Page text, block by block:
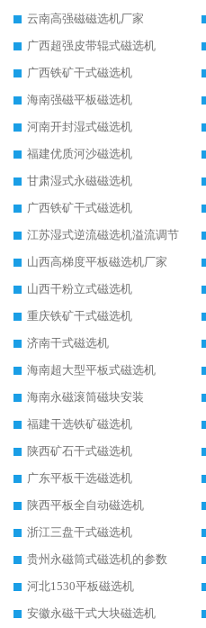
云南高强磁磁选机厂家
广西超强皮带辊式磁选机
广西铁矿干式磁选机
海南强磁平板磁选机
河南开封湿式磁选机
福建优质河沙磁选机
甘肃湿式永磁磁选机
广西铁矿干式磁选机
江苏湿式逆流磁选机溢流调节
山西高梯度平板磁选机厂家
山西干粉立式磁选机
重庆铁矿干式磁选机
济南干式磁选机
海南超大型平板式磁选机
海南永磁滚筒磁块安装
福建干选铁矿磁选机
陕西矿石干式磁选机
广东平板干选磁选机
陕西平板全自动磁选机
浙江三盘干式磁选机
贵州永磁筒式磁选机的参数
河北1530平板磁选机
安徽永磁干式大块磁选机